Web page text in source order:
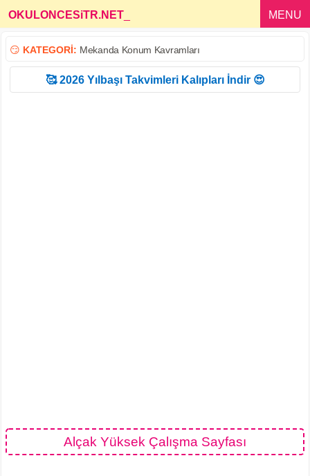
OKULONCESiTR.NET MENU
😏 KATEGORİ: Mekanda Konum Kavramları
🥰 2026 Yılbaşı Takvimleri Kalıpları İndir 😍
Alçak Yüksek Çalışma Sayfası